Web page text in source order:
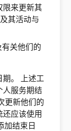
限来更新其
其活动与
关他们的
期。 上述工
服务期结
更新他们的
应该使用
加结束日